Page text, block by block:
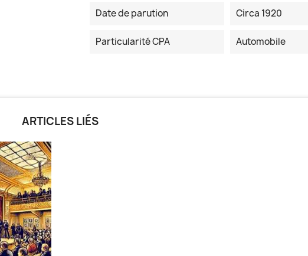
Date de parution
Circa 1920
Particularité CPA Automobile
ARTICLES LIÉS